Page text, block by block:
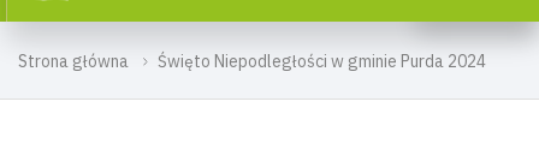
Strona główna Święto Niepodległości w gminie Purda 2024